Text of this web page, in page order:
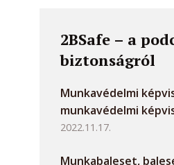
2BSafe – a
biztonságról
Munkavédelmi
munkavédelmi
2022.11.17.
Munkabaleset,